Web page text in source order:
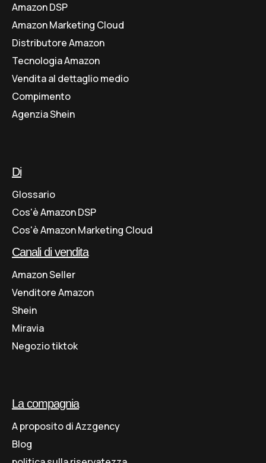
Amazon DSP
Amazon Marketing Cloud
Distributore Amazon
Tecnologia Amazon
Vendita al dettaglio medio
Compimento
Agenzia Shein
Di
Glossario
Cos'è Amazon DSP
Cos'è Amazon Marketing Cloud
Canali di vendita
Amazon Seller
Venditore Amazon
Shein
Miravia
Negozio tiktok
La compagnia
A proposito di Azzgency
Blog